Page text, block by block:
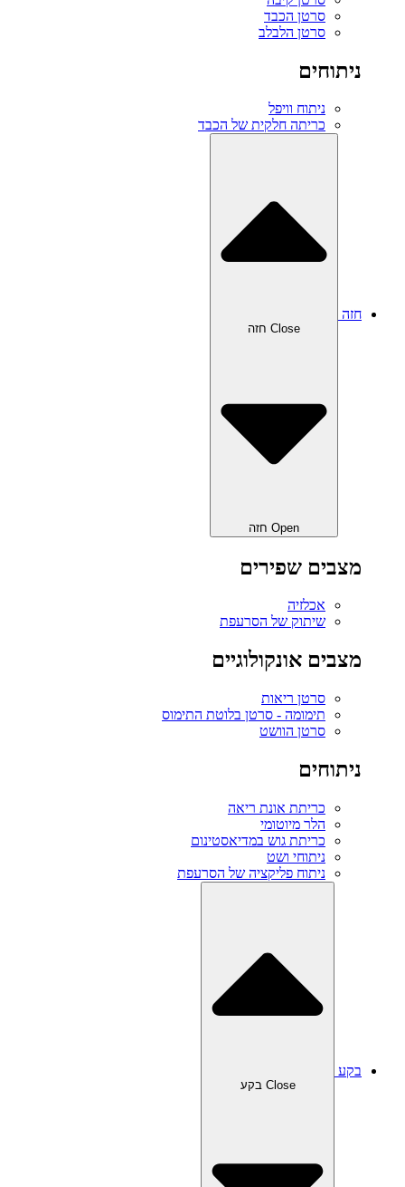
סרטן הכבד
סרטן הלבלב
ניתוחים
ניתוח וויפל
כריתה חלקית של הכבד
חזה
Close חזה
Open חזה
מצבים שפירים
אכלזיה
שיתוק של הסרעפת
מצבים אונקולוגיים
סרטן ריאות
תימומה - סרטן בלוטת התימוס
סרטן הוושט
ניתוחים
כריתת אונת ריאה‎
הלר מיוטומי
כריתת גוש במדיאסטינום
ניתוחי ושט
ניתוח פליקציה של הסרעפת
בקע
Close בקע